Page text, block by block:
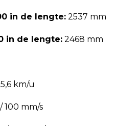
in de lengte: 2537 mm
in de lengte: 2468 mm
km/u
100 mm/s